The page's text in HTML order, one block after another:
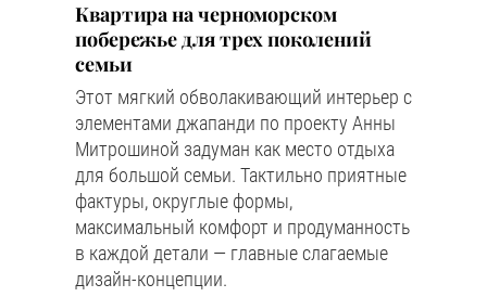
Квартира на черноморском
побережье для трех поколений
семьи
Этот мягкий обволакивающий интерьер с
элементами джапанди по проекту Анны
Митрошиной задуман как место отдыха
для большой семьи. Тактильно приятные
фактуры, округлые формы,
максимальный комфорт и продуманность
в каждой детали — главные слагаемые
дизайн-концепции.